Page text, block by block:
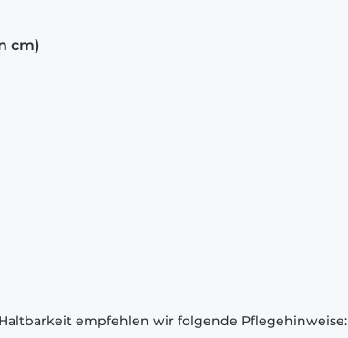
cm)
empfehlen wir folgende Pflegehinweise: